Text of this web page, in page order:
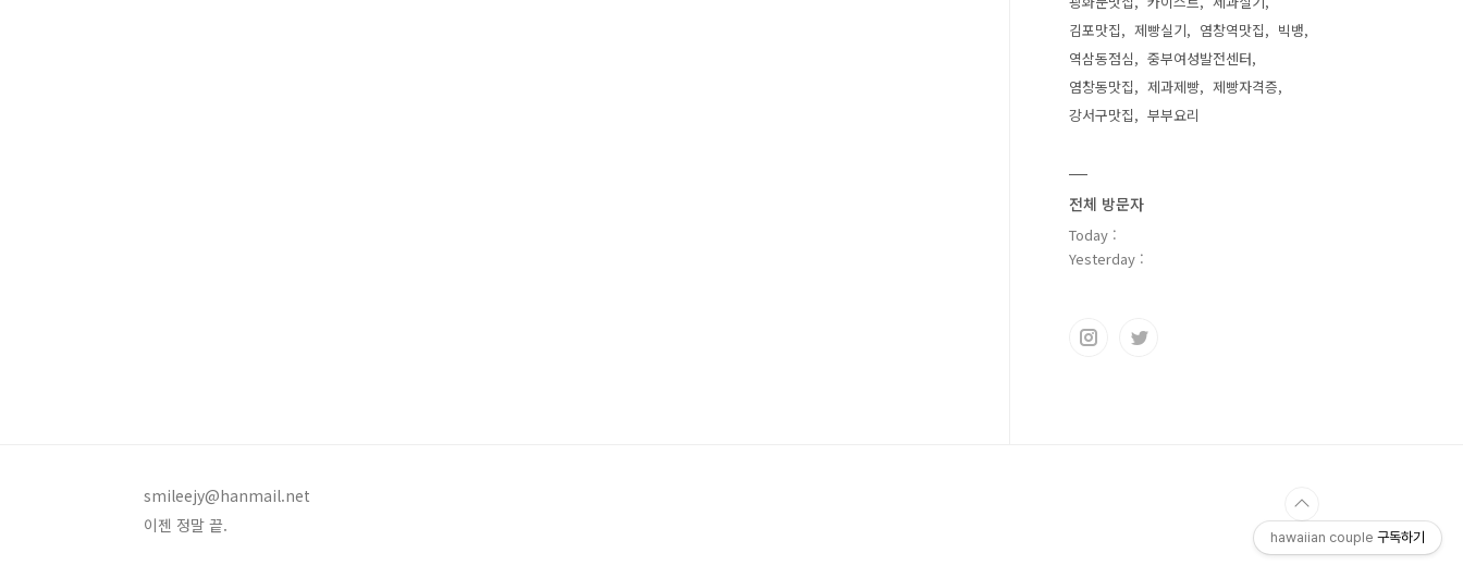
김포맛집
제빵실기 염창역맛집
빅뱅
역삼동점심
중부여성발전센터
염창동맛집
제과제빵
제빵자격증
강서구맛집
부부요리
전체 방문자
Today :
Yesterday :
smileejy@hanmail.net
이젠 정말 끝.
hawaiian couple 구독하기